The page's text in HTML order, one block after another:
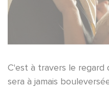
C'est à travers le regard
sera à jamais